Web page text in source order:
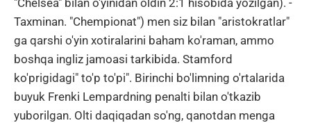
"Chelsea" bilan o'yinidan oldin 2:1 hisobida yozilgan). -
Taxminan. "Chempionat") men siz bilan "aristokratlar"
ga qarshi o'yin xotiralarini baham ko'raman, ammo
boshqa ingliz jamoasi tarkibida. Stamford
ko'prigidagi" to'p to'pi". Birinchi bo'limning o'rtalarida
buyuk Frenki Lempardning penalti bilan o'tkazib
yuborilgan. Olti daqiqadan so'ng, qanotdan menga